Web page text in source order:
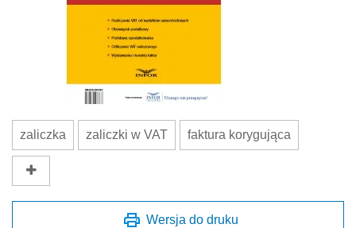
zaliczka zaliczki w VAT faktura korygująca
Wersja do druku